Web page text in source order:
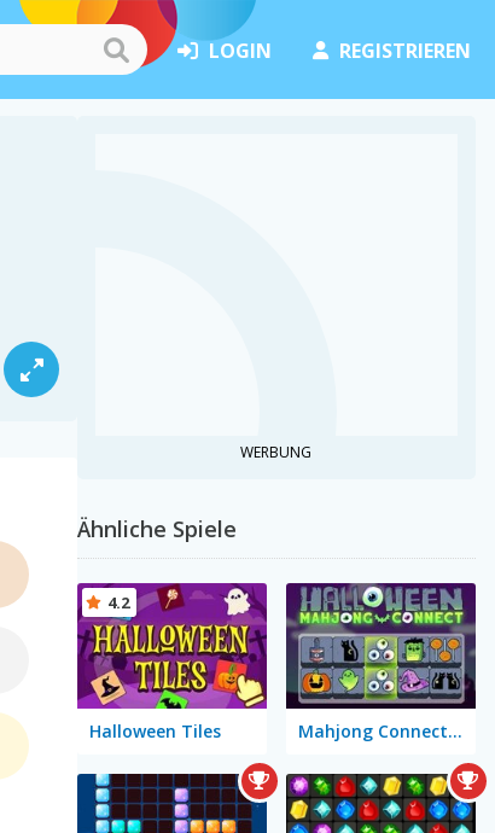
LOGIN REGISTRIEREN
WERBUNG
Ähnliche Spiele
Halloween Tiles
4.2
Mahjong Connect Halloween